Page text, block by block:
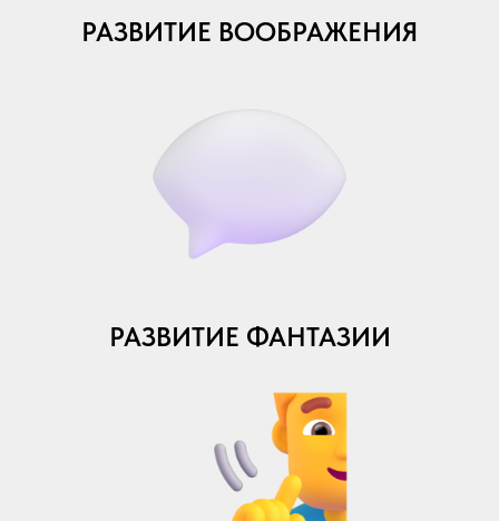
РАЗВИТИЕ ВООБРАЖЕНИЯ
РАЗВИТИЕ ФАНТАЗИИ